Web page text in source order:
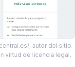
, autor del sitio:
virtud de licencia legal.